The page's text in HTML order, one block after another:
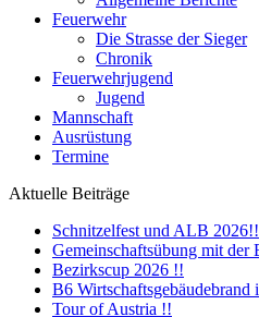
Feuerwehr
Die Strasse der Sieger
Chronik
Feuerwehrjugend
Jugend
Mannschaft
Ausrüstung
Termine
Aktuelle Beiträge
Schnitzelfest und ALB 2026!!
Gemeinschaftsübung mit der
Bezirkscup 2026 !!
B6 Wirtschaftsgebäudebrand
Tour of Austria !!